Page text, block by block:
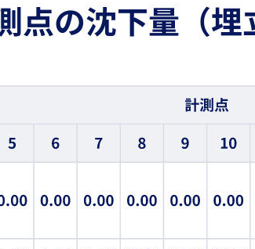
点の沈下量（埋